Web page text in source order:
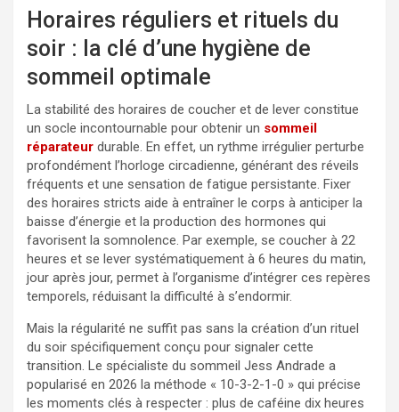
Horaires réguliers et rituels du
soir : la clé d’une hygiène de
sommeil optimale
La stabilité des horaires de coucher et de lever constitue
un socle incontournable pour obtenir un sommeil
réparateur durable. En effet, un rythme irrégulier perturbe
profondément l’horloge circadienne, générant des réveils
fréquents et une sensation de fatigue persistante. Fixer
des horaires stricts aide à entraîner le corps à anticiper la
baisse d’énergie et la production des hormones qui
favorisent la somnolence. Par exemple, se coucher à 22
heures et se lever systématiquement à 6 heures du matin,
jour après jour, permet à l’organisme d’intégrer ces repères
temporels, réduisant la difficulté à s’endormir.
Mais la régularité ne suffit pas sans la création d’un rituel
du soir spécifiquement conçu pour signaler cette
transition. Le spécialiste du sommeil Jess Andrade a
popularisé en 2026 la méthode « 10-3-2-1-0 » qui précise
les moments clés à respecter : plus de caféine dix heures